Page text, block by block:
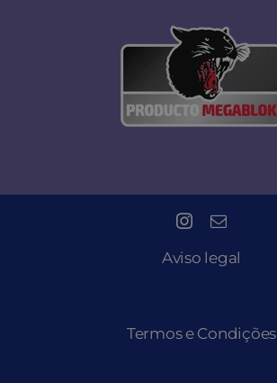
Aviso legal
Termos e Condições